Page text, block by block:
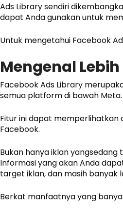
Ads Library sendiri
dapat Anda gunakan untuk
Untuk mengetahui Facebook
Mengenal
Facebook Ads Library
semua platform di bawah
Fitur ini dapat memperlihatkan
Facebook.
Bukan hanya iklan
Informasi yang akan Anda
target iklan, dan masih banyak
Berkat manfaatnya yang